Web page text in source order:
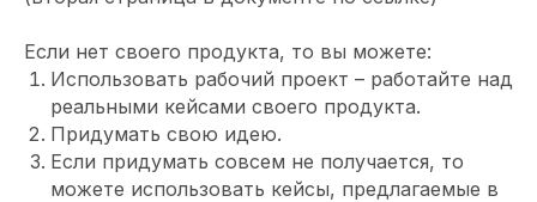
Если нет своего продукта, то вы можете:
Использовать рабочий проект – работайте над
реальными кейсами своего продукта.
Придумать свою идею.
Если придумать совсем не получается, то
можете использовать кейсы, предлагаемые в